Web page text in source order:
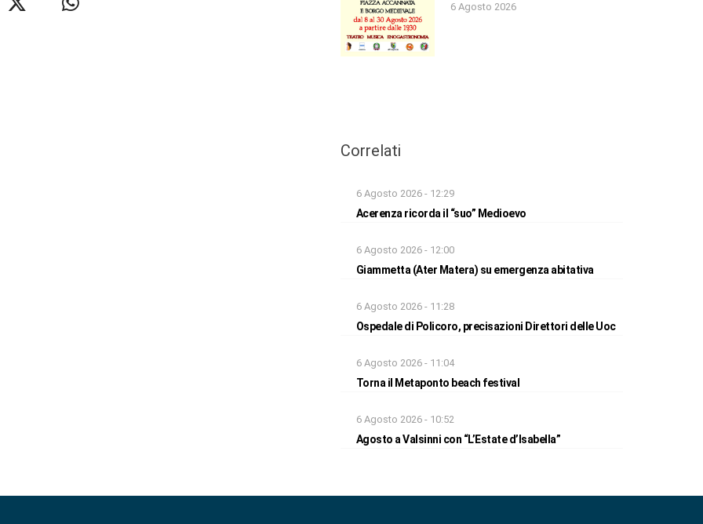
6 Agosto 2026
Correlati
6 Agosto 2026 - 12:29
Acerenza ricorda il “suo” Medioevo
6 Agosto 2026 - 12:00
Giammetta (Ater Matera) su emergenza abitativa
6 Agosto 2026 - 11:28
Ospedale di Policoro, precisazioni Direttori delle Uoc
6 Agosto 2026 - 11:04
Torna il Metaponto beach festival
6 Agosto 2026 - 10:52
Agosto a Valsinni con “L’Estate d’Isabella”